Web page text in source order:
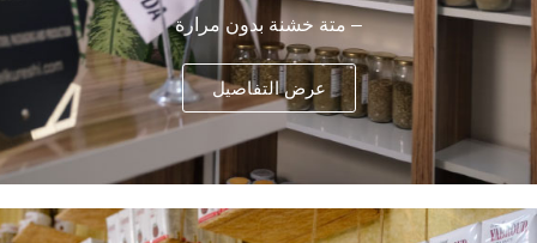
– متة خشنة بدون مرارة
عرض التفاصيل